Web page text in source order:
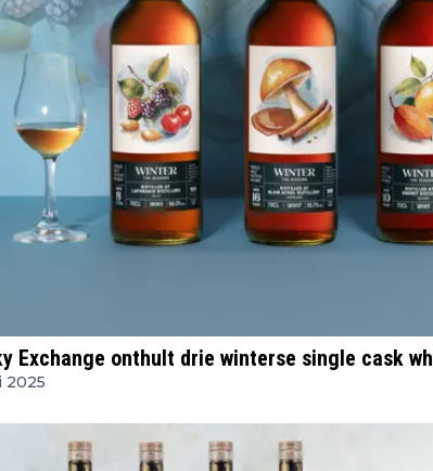
Exchange onthult drie winterse single cask
2025